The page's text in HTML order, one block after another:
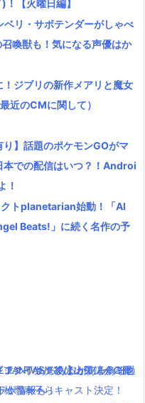
【火曜日編】
ベリ・サボテンダーがしゃべ
喚獣も！気になる声優はか
ジブリの新作メアリと魔女
近のCMに関して）
り】話題のポケモンGOがマ
本での配信はいつ？！Androi
！
トplanetarian始動！「AI
Beats!」に続く名作の予
FANTASY XV】がフルCG長
ショーへ
ァイナルファンタジーの体
ボ情報も！
ルリック役は山田涼介！他
雪泰子らキャスト決定！
クPVあるあるがあるある過